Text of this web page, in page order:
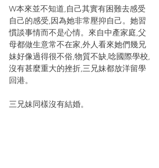
W本來並不知道,自己其實有困難去感受
自己的感受,因為她非常壓抑自己。她習
慣談事情而不是心情。來自中產家庭,父
母都做生意常不在家,外人看來她們幾兄
妹好像過得很不俗,物質不缺,唸國際學校,
沒有甚麼重大的挫折,三兄妹都放洋留學
回港。
三兄妹同樣沒有結婚。